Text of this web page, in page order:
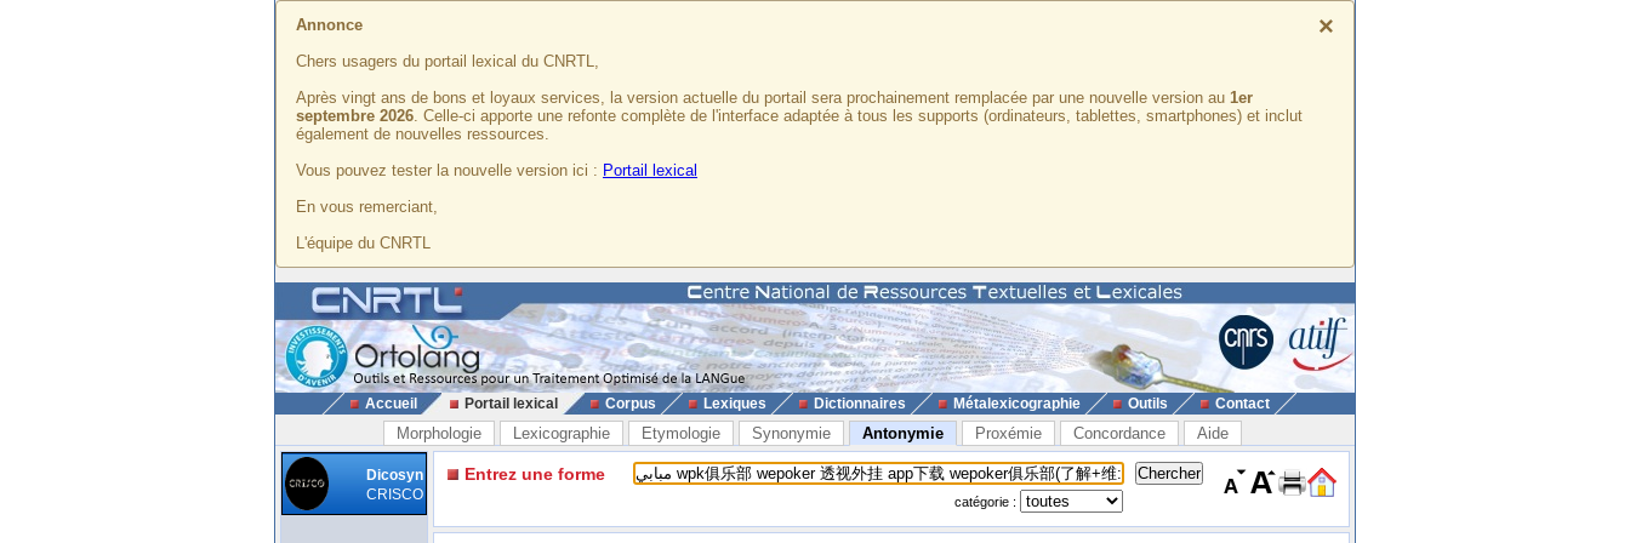
×
Annonce
Chers usagers du portail lexical du CNRTL,
Après vingt ans de bons et loyaux services, la version actuelle du portail sera prochainement remplacée par une nouvelle version au 1er
septembre 2026. Celle-ci apporte une refonte complète de l'interface adaptée à tous les supports (ordinateurs, tablettes, smartphones) et inclut
également de nouvelles ressources.
Vous pouvez tester la nouvelle version ici : Portail lexical
En vous remerciant,
L'équipe du CNRTL
Accueil Portail lexical Corpus Lexiques Dictionnaires Métalexicographie Outils Contact
Morphologie Lexicographie Etymologie Synonymie Antonymie Proxémie Concordance Aide
Dicosyn
CRISCO
Entrez une forme
catégorie :